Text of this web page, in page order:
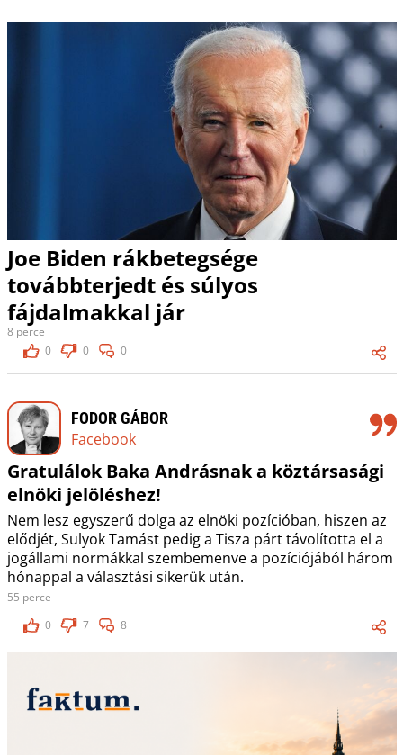
Joe Biden rákbetegsége
továbbterjedt és súlyos
fájdalmakkal jár
8 perce
0
0 0
FODOR GÁBOR
Facebook
Gratulálok Baka Andrásnak a köztársasági
elnöki jelöléshez!
Nem lesz egyszerű dolga az elnöki pozícióban, hiszen az
elődjét, Sulyok Tamást pedig a Tisza párt távolította el a
jogállami normákkal szembemenve a pozíciójából három
hónappal a választási sikerük után.
55 perce
0
7 8